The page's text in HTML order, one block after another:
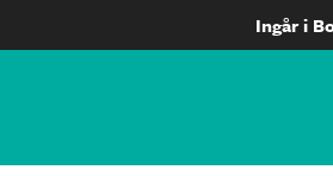
Ingår i